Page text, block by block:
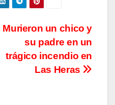
Murieron un chico y
su padre en un
trágico incendio en
Las Heras